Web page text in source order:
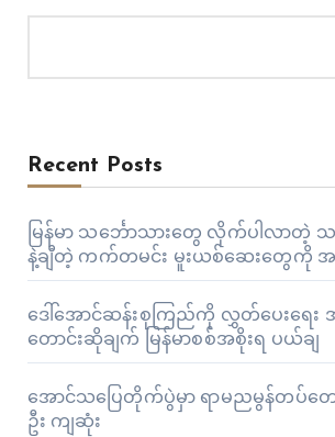
Recent Posts
မြန်မာ သင်္ဘောသားတွေ လိုက်ပါလာတဲ့
နဲ့ချီတဲ့ ကက်တမင်း မူးယစ်ဆေးတွေကို အင်
ဒေါ်အောင်ဆန်းစုကြည်ကို လွှတ်ပေးရေ
တောင်းဆိုချက် မြန်မာစစ်အစိုးရ ပယ်ချ
အောင်သပြေတိုက်ပွဲမှာ ရာမညမွန်တပ်တ
ဦး ကျဆုံး